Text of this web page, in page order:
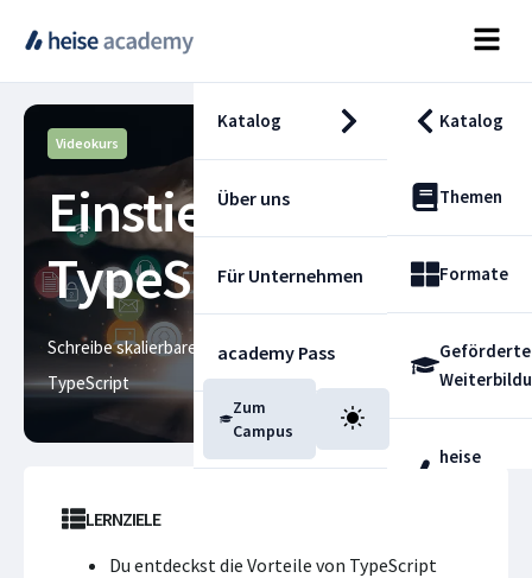
Katalog Katalog
Themen
Formate
Geförderte
heise
Über uns
Für Unternehmen
academy Pass
Blog
Zum
Campus
Videokurs
Einstieg in
TypeScript
Schreibe skalierbare und fehlerfreie Anwendungen mit
TypeScript
LERNZIELE
Du entdeckst die Vorteile von TypeScript